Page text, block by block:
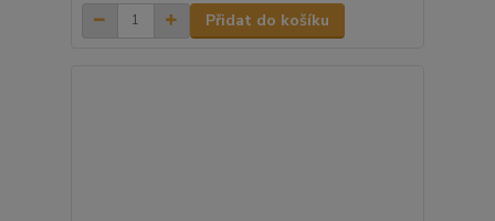
Přidat do košíku